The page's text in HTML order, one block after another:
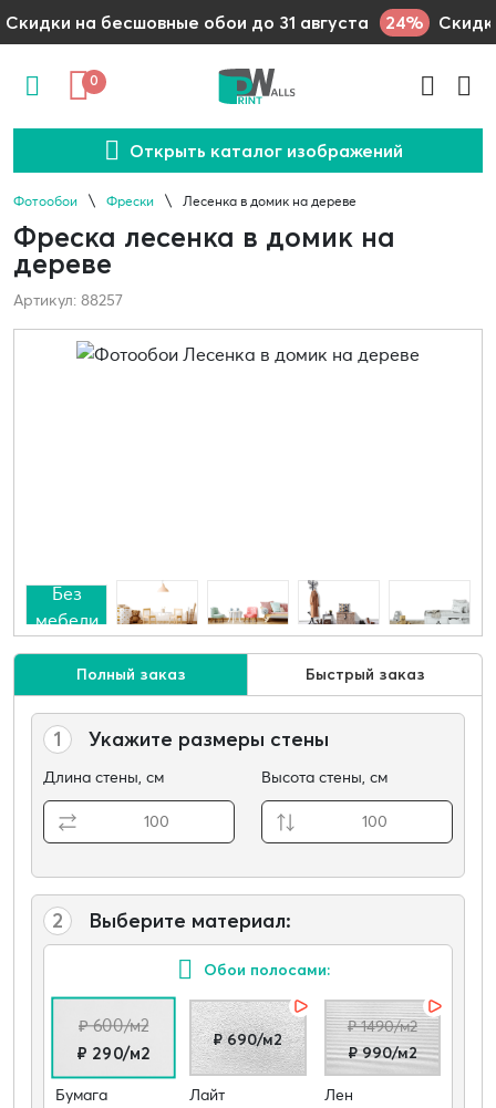
Скидки на бесшовные обои до 31 августа 24%
0
Открыть каталог изображений
Фотообои Фрески Лесенка в домик на дереве
Фреска лесенка в домик на
дереве
Артикул: 88257
Без
мебели
Полный заказ Быстрый заказ
1 Укажите размеры стены
Длина стены, см Высота стены, см
2 Выберите материал:
Обои полосами:
₽ 600/м2
₽ 290/м2
Бумага
₽ 690/м2
Лайт
₽ 1490/м2
₽ 990/м2
Лен